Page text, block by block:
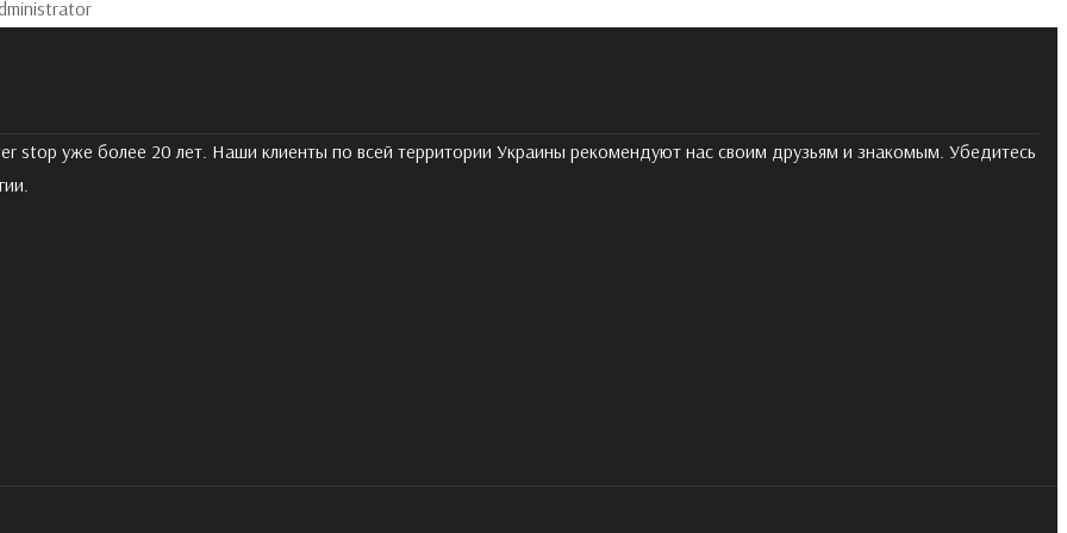
stop уже более 20 лет. Наши клиенты по всей территории Украины рекомендуют нас своим друзьям и знакомым. Убедитесь